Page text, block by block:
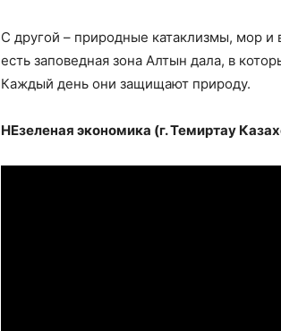
С другой – природные катаклизмы, мор
есть заповедная зона Алтын дала, в
Каждый день они защищают природу.
НЕзеленая экономика (г. Темиртау